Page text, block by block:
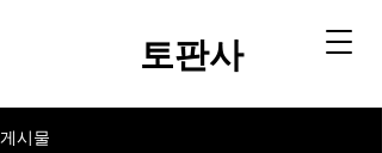
토판사​
게시물